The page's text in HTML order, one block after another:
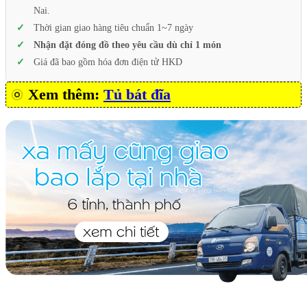
Nai.
Thời gian giao hàng tiêu chuẩn 1~7 ngày
Nhận đặt đóng đồ theo yêu cầu dù chỉ 1 món
Giá đã bao gồm hóa đơn điện tử HKD
Xem thêm: Tủ bát đĩa